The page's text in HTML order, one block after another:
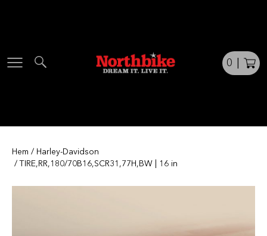
0
Hem / Harley-Davidson
/ TIRE,RR,180/70B16,SCR31,77H,BW | 16 in